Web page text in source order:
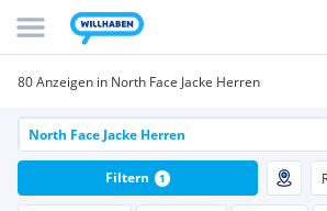
80 Anzeigen in North Face Jacke Herren
Filtern 1